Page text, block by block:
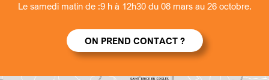
Le samedi matin de :9 h à 12h30 du 08 mars au 26 octobre.
ON PREND CONTACT ?